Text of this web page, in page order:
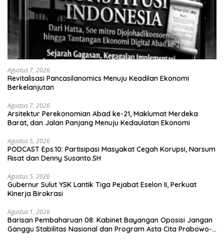
Agustus 7, 2026
Revitalisasi Pancasilanomics Menuju Keadilan Ekonomi
Berkelanjutan
Agustus 7, 2026
Arsitektur Perekonomian Abad ke-21, Maklumat Merdeka
Barat, dan Jalan Panjang Menuju Kedaulatan Ekonomi
Agustus 5, 2026
PODCAST Eps.10: Partisipasi Masyakat Cegah Korupsi, Narsum
Risat dan Denny Susanto.SH
Agustus 5, 2026
Gubernur Sulut YSK Lantik Tiga Pejabat Eselon II, Perkuat
Kinerja Birokrasi
Agustus 1, 2026
Barisan Pembaharuan 08: Kabinet Bayangan Oposisi Jangan
Ganggu Stabilitas Nasional dan Program Asta Cita Prabowo-